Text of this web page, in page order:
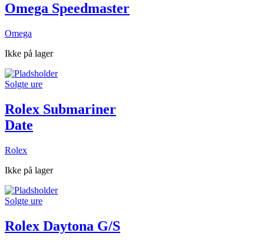
Omega Speedmaster
Omega
Ikke på lager
Solgte ure
Rolex Submariner
Date
Rolex
Ikke på lager
Solgte ure
Rolex Daytona G/S